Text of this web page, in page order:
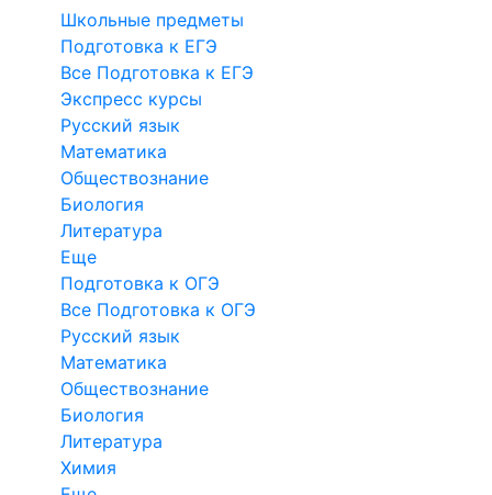
Школьные предметы
Подготовка к ЕГЭ
Все Подготовка к ЕГЭ
Экспресс курсы
Русский язык
Математика
Обществознание
Биология
Литература
Еще
Подготовка к ОГЭ
Все Подготовка к ОГЭ
Русский язык
Математика
Обществознание
Биология
Литература
Химия